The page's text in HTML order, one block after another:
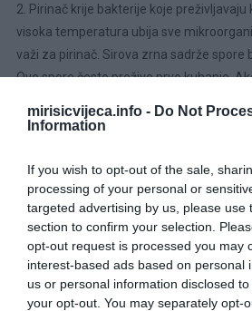
mirisicvijeca.info - Do Not
Information
If you wish to opt-out of the sale,
processing of your personal or
targeted advertising by us, please use
section to confirm your selection.
opt-out request is processed you may
interest-based ads based on personal
us or personal information disclosed
your opt-out. You may separately opt-
2. Pirinač krije bakterije koje
visoka temperatura ubija sve
važi za pirinač. Sirova zrna sadrže spore
Ove spore često prežive prvo kuhanje.
sobnoj temperaturi, spore se
cereulid. Naknadno podgrijavanje
Nauka je potvrdila da cereulid direktno
remeti probavni trakt. Dr. Danijang Li je u
2021. godine u stručnom časopisu
Molecular Sciences“ dokazao da ovaj
ćelije jetre. Da biste izbjegli ovaj
stoji na sobnoj temperaturi – mora biti u